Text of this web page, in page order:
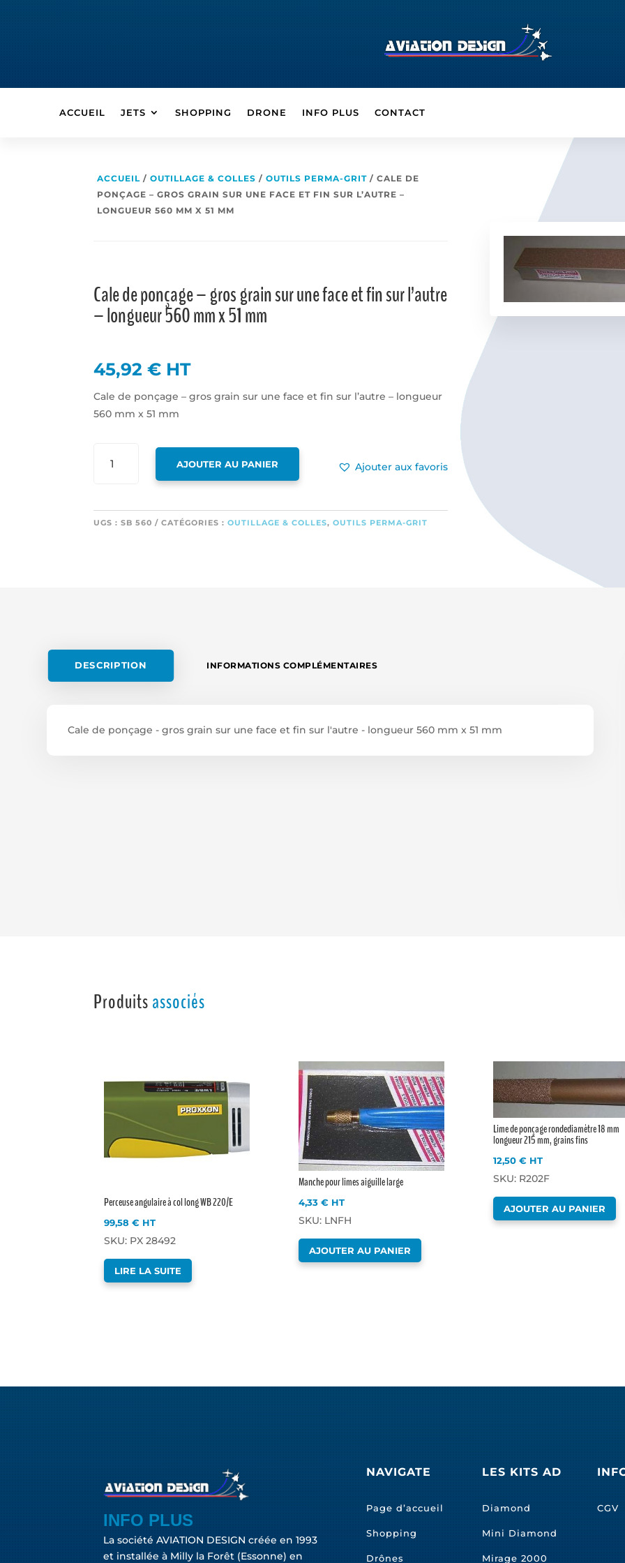
ACCUEIL JETS SHOPPING DRONE INFO PLUS CONTACT
ACCUEIL /OUTILLAGE & COLLES /OUTILS PERMA-GRIT / CALE DE
PONÇAGE – GROS GRAIN SUR UNE FACE ET FIN SUR L’AUTRE –
LONGUEUR 560 MM X 51 MM
Cale de ponçage – gros grain sur une face et fin sur l’autre
– longueur 560 mm x 51 mm
45,92€ HT
Cale de ponçage – gros grain sur une face et fin sur l’autre – longueur
560 mm x 51 mm
AJOUTER AU PANIER Ajouter aux favoris
UGS :SB 560 CATÉGORIES :OUTILLAGE & COLLES,OUTILS PERMA-GRIT
DESCRIPTION INFORMATIONS COMPLÉMENTAIRES
Cale de ponçage - gros grain sur une face et fin sur l'autre - longueur 560 mm x 51 mm
Produitsassociés
Perceuse angulaire à col long WB 220/E
99,58€ HT
SKU: PX 28492
LIRE LA SUITE
Manche pour limes aiguille large
4,33€ HT
SKU: LNFH
AJOUTER AU PANIER
Lime de ponçage rondediamètre 18 mm
longueur 215 mm, grains fins
12,50€ HT
SKU: R202F
AJOUTER AU PANIER
INFO PLUS
La société AVIATION DESIGN créée en 1993
et installée à Milly la Forêt (Essonne) en
NAVIGATE
Page d’accueil
Shopping
Drônes
LES KITS AD
Diamond
Mini Diamond
Mirage 2000
CGV